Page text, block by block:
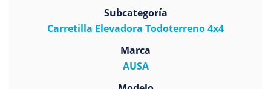
Subcategoría
Carretilla Elevadora Todoterreno 4x4
Marca
AUSA